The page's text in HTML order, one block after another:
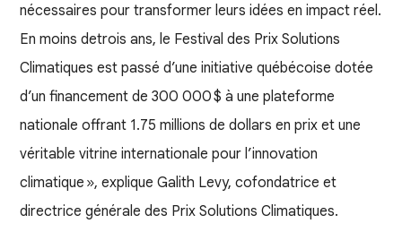
nécessaires pour transformer leurs idées en impact réel.
En moins detrois ans, le Festival des Prix Solutions
Climatiques est passé d’une initiative québécoise dotée
d’un financement de 300 000 $ à une plateforme
nationale offrant 1.75 millions de dollars en prix et une
véritable vitrine internationale pour l’innovation
climatique », explique Galith Levy, cofondatrice et
directrice générale des Prix Solutions Climatiques.